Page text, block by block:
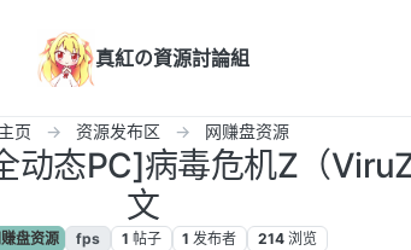
真紅の資源討論組
页 资源发布区 网赚盘资源
动态PC]病毒危机Z（
文
赚盘资源 fps 1 帖子 1 发布者 214 浏览